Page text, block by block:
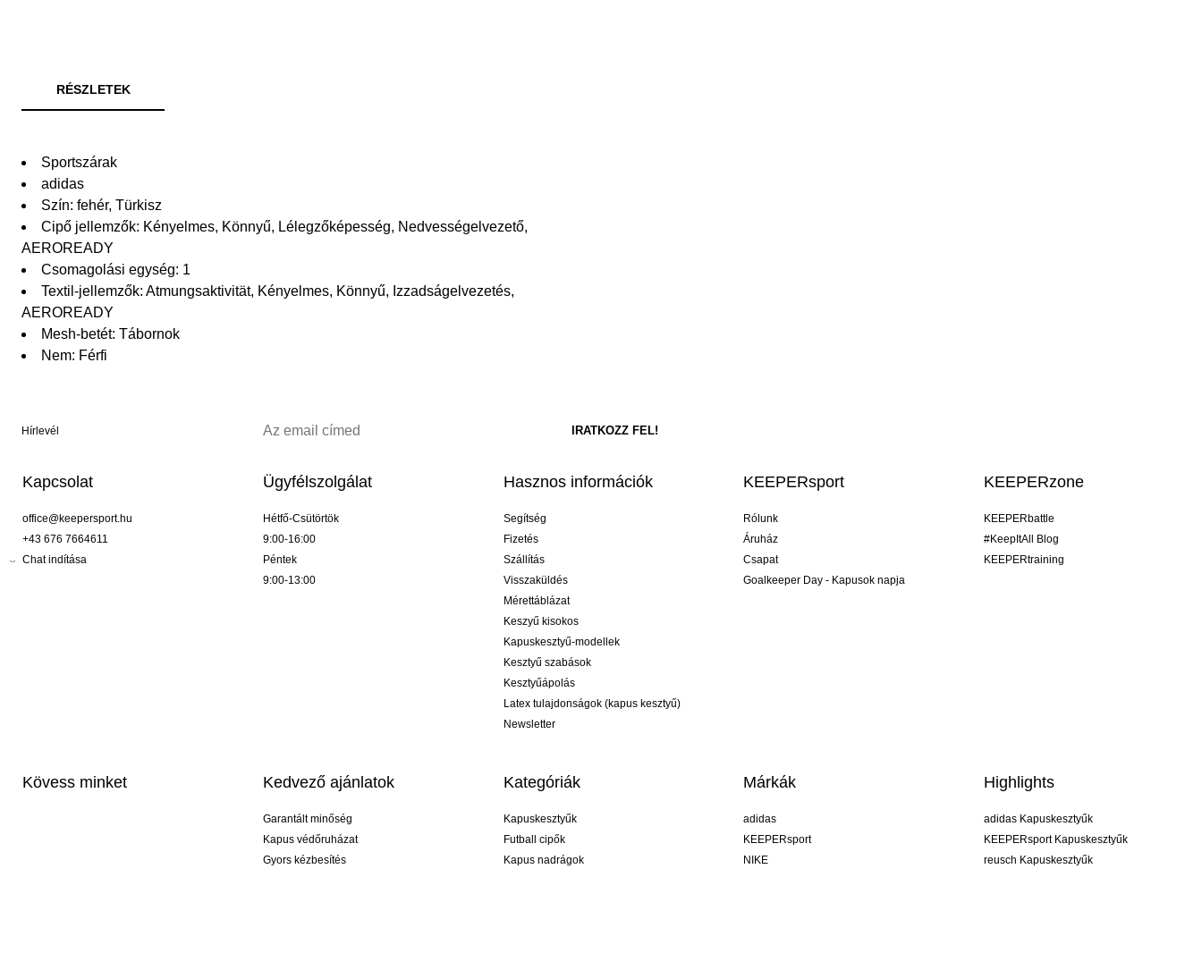
RÉSZLETEK
Sportszárak
adidas
Szín: fehér, Türkisz
Cipő jellemzők: Kényelmes, Könnyű, Lélegzőképesség, Nedvességelvezető,
AEROREADY
Csomagolási egység: 1
Textil-jellemzők: Atmungsaktivität, Kényelmes, Könnyű, Izzadságelvezetés,
AEROREADY
Mesh-betét: Tábornok
Nem: Férfi
Hírlevél
Kapcsolat
office@keepersport.hu
+43 676 7664611
Chat indítása
Ügyfélszolgálat
Hétfő-Csütörtök
9:00-16:00
Péntek
9:00-13:00
Hasznos információk
Segítség
Fizetés
Szállítás
Visszaküldés
Mérettáblázat
Keszyű kisokos
Kapuskesztyű-modellek
Kesztyű szabások
Kesztyűápolás
Latex tulajdonságok (kapus kesztyű)
Newsletter
KEEPERsport
Rólunk
Áruház
Csapat
Goalkeeper Day - Kapusok napja
KEEPERzone
KEEPERbattle
#KeepItAll Blog
KEEPERtraining
Kövess minket Kedvező ajánlatok
Garantált minőség
Kapus védőruházat
Gyors kézbesítés
Kategóriák
Kapuskesztyűk
Futball cipők
Kapus nadrágok
Márkák
adidas
KEEPERsport
NIKE
Highlights
adidas Kapuskesztyűk
KEEPERsport Kapuskesztyűk
reusch Kapuskesztyűk